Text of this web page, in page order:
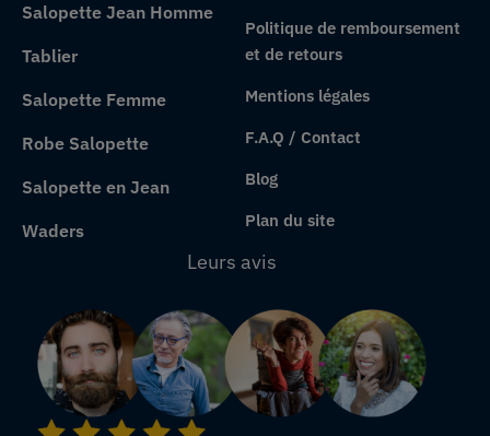
Salopette Jean Homme
Tablier
Salopette Femme
Robe Salopette
Salopette en Jean
Waders
Politique de remboursement
et de retours
Mentions légales
F.A.Q / Contact
Blog
Plan du site
Leurs avis